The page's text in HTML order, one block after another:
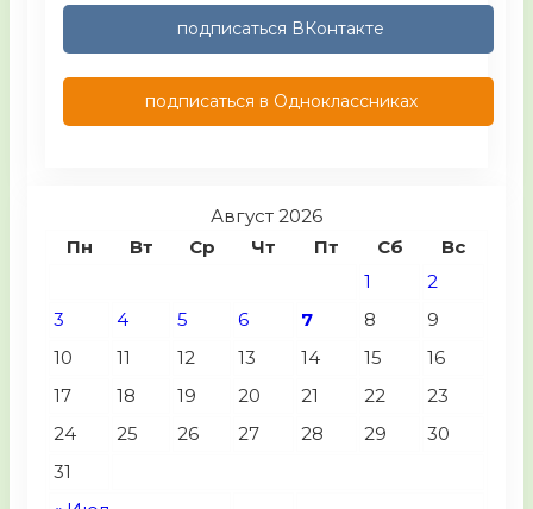
подписаться ВКонтакте
подписаться в Одноклассниках
Август 2026
Пн
Вт Ср Чт Пт Сб Вс
1
2
3
4 5 6 7 8
9
10
11 12 13 14 15
16
17
18 19 20 21 22
23
24
25 26 27 28 29
30
31